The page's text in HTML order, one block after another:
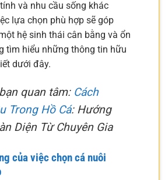
và nhu cầu sống khác
lựa chọn phù hợp sẽ góp
hệ sinh thái cân bằng và ổn
tìm hiểu những thông tin hữu
dưới đây.
quan tâm: Cách
Trong Hồ Cá: Hướng
Diện Từ Chuyên Gia
của việc chọn cá nuôi